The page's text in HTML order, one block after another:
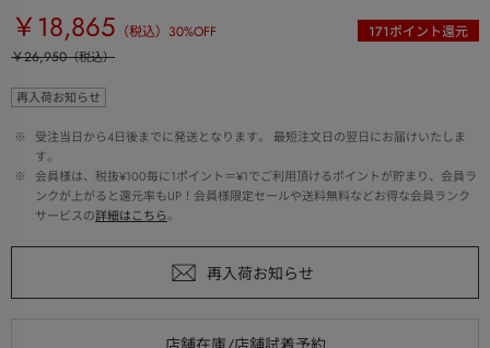
￥18,865 （税込） 30%OFF 171ポイント還元
￥26,950（税込）
再入荷お知らせ
※
受注当日から4日後までに発送となります。 最短注文日の翌日にお届けいたしま
す。
※
会員様は、税抜¥100毎に1ポイント＝¥1でご利用頂けるポイントが貯まり、会員ラ
ンクが上がると還元率もUP！会員様限定セールや送料無料などお得な会員ランク
サービスの詳細はこちら。